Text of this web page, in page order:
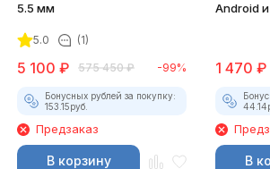
5.5 мм
5.0 (1)
5 100 ₽ 575 450 ₽ -99%
Бонусных рублей за покупку:
153.15руб.
Предзаказ
В корзину
Android
1 470 ₽
44.14
В